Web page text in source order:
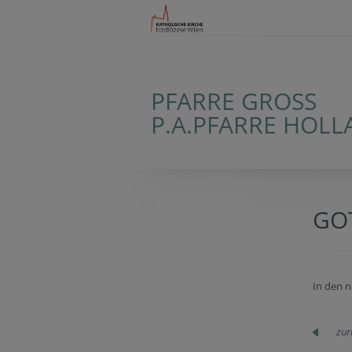
PFARRE GROSS
P.A.PFARRE
In den